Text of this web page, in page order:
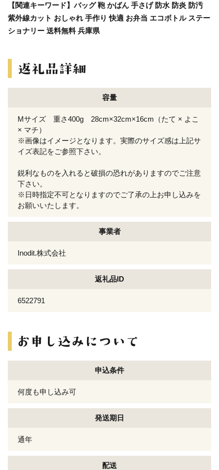
【関連キーワード】バッグ 鞄 かばん 手さげ 防水 防炎 防汚
紫外線カット おしゃれ 手作り 快適 お弁当 エコボトル ステー
ショナリー 送料無料 兵庫県
容量
Mサイズ 重さ400g 28cm×32cm×16cm（たて × よこ
× マチ）
※画像はイメージとなります。実際のサイズ感は上記サ
イズ表記をご参照下さい。
鋭利なものを入れると破損の恐れがありますのでご注意
下さい。
※日時指定不可となりますのでご了承の上お申し込みを
お願いいたします。
事業者
Inodit.株式会社
返礼品ID
6522791
申込条件
何度も申し込み可
発送期日
通年
配送